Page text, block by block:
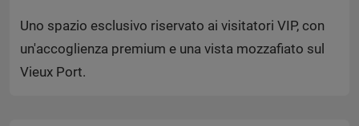
Uno spazio esclusivo riservato ai visitatori VIP, con
un'accoglienza premium e una vista mozzafiato sul
Vieux Port.